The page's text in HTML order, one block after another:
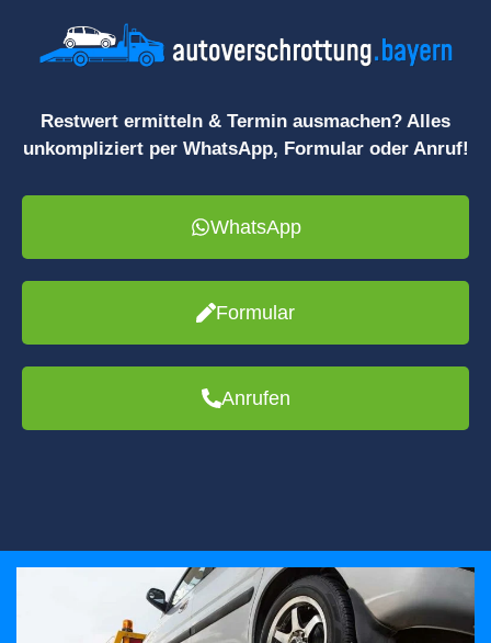
Restwert ermitteln & Termin ausmachen? Alles
unkompliziert per WhatsApp, Formular oder Anruf!
WhatsApp
Formular
Anrufen